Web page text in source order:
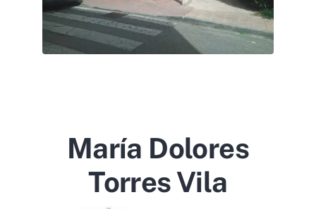
María Dolores
Torres Vila